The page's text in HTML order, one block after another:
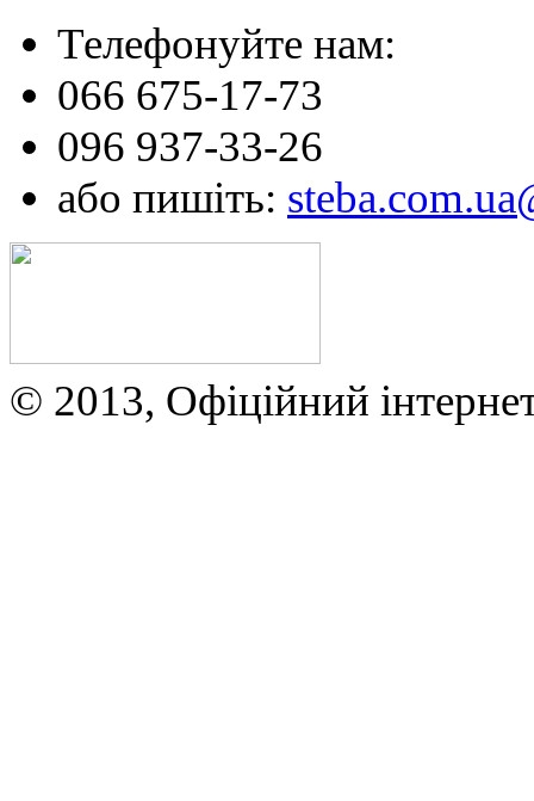
Телефонуйте нам:
066 675-17-73
096 937-33-26
або пишіть:
© 2013, Офіційний